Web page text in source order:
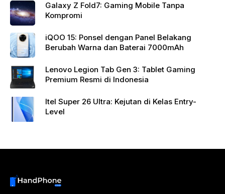
Galaxy Z Fold7: Gaming Mobile Tanpa
Kompromi
iQOO 15: Ponsel dengan Panel Belakang
Berubah Warna dan Baterai 7000mAh
Lenovo Legion Tab Gen 3: Tablet Gaming
Premium Resmi di Indonesia
Itel Super 26 Ultra: Kejutan di Kelas Entry-
Level